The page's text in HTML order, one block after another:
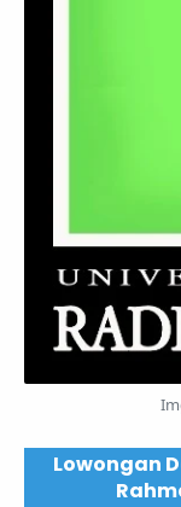
Lowongan